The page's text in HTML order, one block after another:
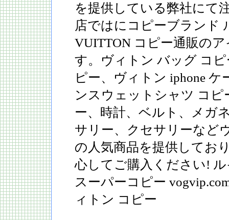
を提供している弊社にて
店ではにコピーブランド
VUITTON コピー通販の
す。ヴィトン バッグ コ
ピー、ヴィトン iphone
ンスウェットシャツ コピ
ー、時計、ベルト、メガ
サリー、クセサリーなど
の人気商品を提供してお
心してご購入ください!
スーパーコピー
ィトン コピー